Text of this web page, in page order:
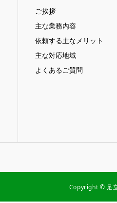
ご挨拶
主な業務内容
依頼する主なメリット
主な対応地域
よくあるご質問
Copyright © 足